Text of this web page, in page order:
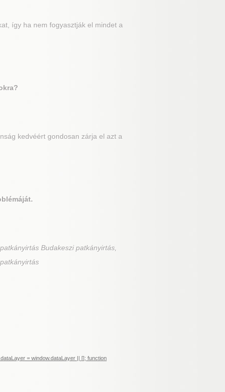
így ha nem fogyasztják el mindet a
kedvéért gondosan zárja el azt a
Budakeszi patkányirtás,
= window.dataLayer || []; function